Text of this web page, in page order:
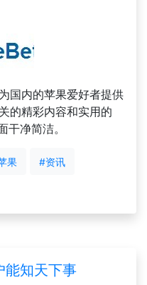
国内的苹果爱好者提供
的精彩内容和实用的
干净简洁。
果 #资讯
能知天下事